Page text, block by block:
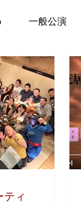
一般公演
ティ